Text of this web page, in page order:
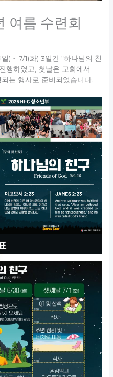
여름 수련회
) ~ 7/1(화) 3일간 “하나님의 친
행하였고, 첫날은 교회에서
는 행사로 준비되었습니다.